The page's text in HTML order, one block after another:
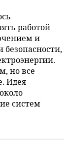
работой
и
но все
Идея
систем